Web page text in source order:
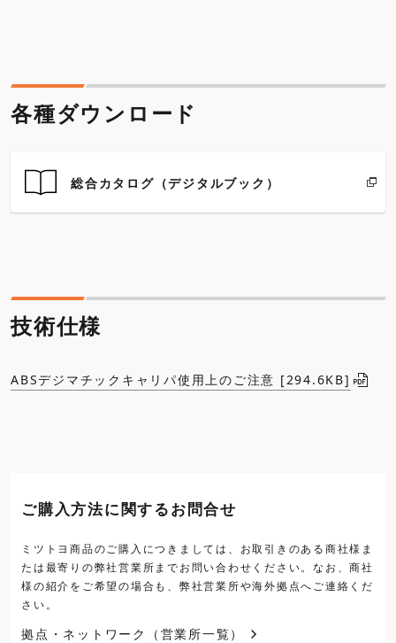
各種ダウンロード
総合カタログ（デジタルブック）
技術仕様
ABSデジマチックキャリパ使用上のご注意 [294.6KB]
ご購入方法に関するお問合せ
ミツトヨ商品のご購入につきましては、お取引きのある商社様ま
たは最寄りの弊社営業所までお問い合わせください。なお、商社
様の紹介をご希望の場合も、弊社営業所や海外拠点へご連絡くだ
さい。
拠点・ネットワーク（営業所一覧）